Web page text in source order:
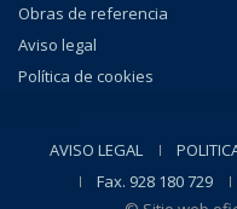
Obras de referencia
Aviso legal
Política de cookies
AVISO LEGAL
Fax. 928 180 729